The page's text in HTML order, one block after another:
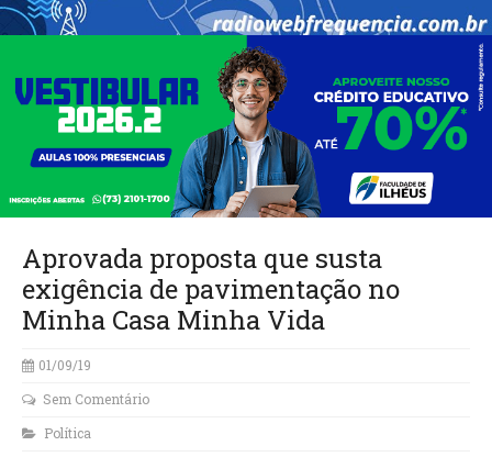
Aprovada proposta que susta
exigência de pavimentação no
Minha Casa Minha Vida
01/09/19
Sem Comentário
Política